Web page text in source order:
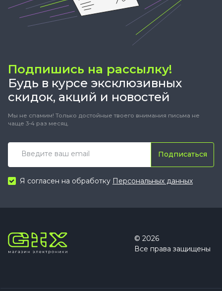
Подпишись на рассылку!
Будь в курсе эксклюзивных
скидок, акций и новостей
Мы не спамим! Только достойные твоего внимания письма не
чаще 3-4 раз месяц.
Подписаться
Я согласен на обработку Персональных данных
© 2026
Все права защищены